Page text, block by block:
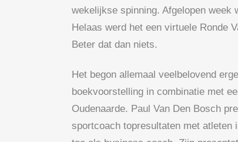
wekelijkse spinning. Afgelopen week
Helaas werd het een virtuele Ronde
Beter dat dan niets.
Het begon allemaal veelbelovend
boekvoorstelling in combinatie met
Oudenaarde. Paul Van Den Bosch
sportcoach topresultaten met